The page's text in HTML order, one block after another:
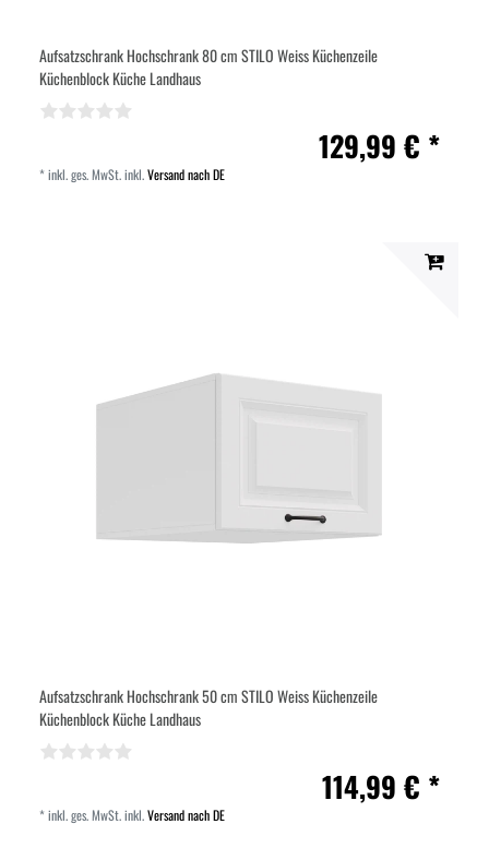
Aufsatzschrank Hochschrank 80 cm STILO Weiss Küchenzeile
Küchenblock Küche Landhaus
129,99 € *
*inkl. ges. MwSt.inkl.Versand nach DE
Aufsatzschrank Hochschrank 50 cm STILO Weiss Küchenzeile
Küchenblock Küche Landhaus
114,99 € *
*inkl. ges. MwSt.inkl.Versand nach DE